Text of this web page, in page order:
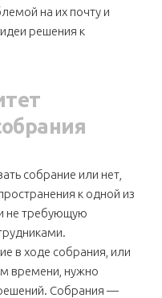
на их почту и
решения к
собрание или нет,
к одной из
не требующую
в ходе собрания, или
времени, нужно
Собрания —